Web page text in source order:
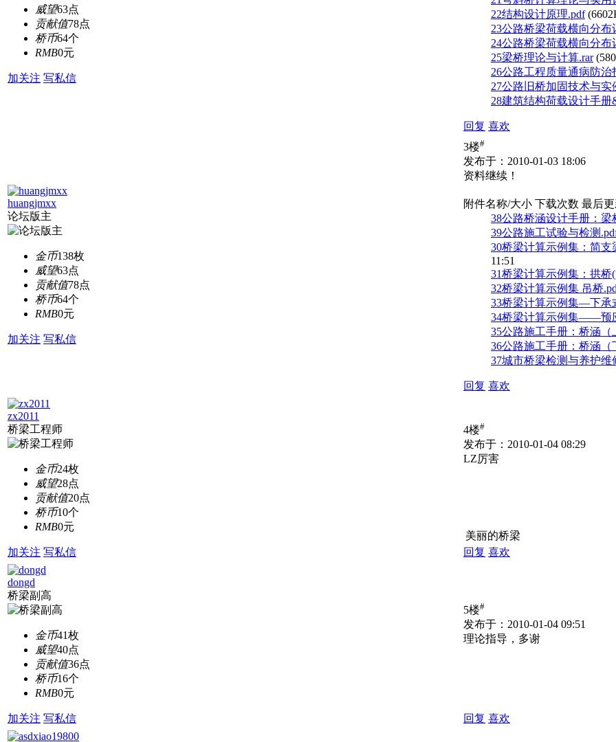
威望63点
贡献值78点
桥币64个
RMB0元
加关注 写私信
22结构设计原理.pdf
23公路桥梁荷载横向分布
24公路桥梁荷载横向分
25梁桥理论与计算.rar
26公路工程质量通病防治
27公路旧桥加固技术与实
28建筑结构荷载设计手册
回复 喜欢
huangjmxx
论坛版主
金币138枚
威望63点
贡献值78点
桥币64个
RMB0元
加关注 写私信
3楼#
发布于：2010-01-03 18:06
资料继续！
附件名称/大小 下载次数 最后
38公路桥涵设计手册：梁
39公路施工试验与检测
30桥梁计算示例集：简
11:51
31桥梁计算示例集：拱桥
32桥梁计算示例集 吊桥
33桥梁计算示例集—下承
34桥梁计算示例集——预
35公路施工手册：桥涵（
36公路施工手册：桥涵（
37城市桥梁检测与养护
回复 喜欢
zx2011
桥梁工程师
金币24枚
威望28点
贡献值20点
桥币10个
RMB0元
加关注 写私信
4楼#
发布于：2010-01-04 08:29
LZ厉害
美丽的桥梁
回复 喜欢
dongd
桥梁副高
金币41枚
威望40点
贡献值36点
桥币16个
RMB0元
加关注 写私信
5楼#
发布于：2010-01-04 09:51
理论指导，多谢
回复 喜欢